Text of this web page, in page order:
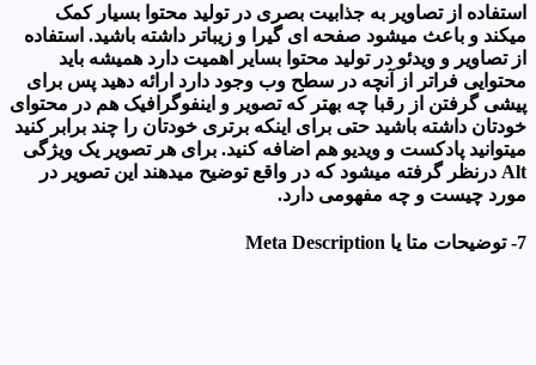
استفاده از تصاویر به جذابیت بصری در تولید محتوا بسیار کمک
میکند و باعث میشود صفحه ای گیرا و زیباتر داشته باشید. استفاده
از تصاویر و ویدئو در تولید محتوا بسایر اهمیت دارد همیشه باید
محتوایی فراتر از آنچه در سطح وب وجود دارد ارائه دهید پس برای
پیشی گرفتن از رقبا چه بهتر که تصویر و اینفوگرافیک هم در محتوای
خودتان داشته باشید حتی برای اینکه برتری خودتان را چند برابر کنید
میتوانید پادکست و ویدیو هم اضافه کنید. برای هر تصویر یک ویژگی
Alt درنظر گرفته میشود که در واقع توضیح میدهند این تصویر در
مورد چیست و چه مفهومی دارد.
7- توضیحات متا یا Meta Description